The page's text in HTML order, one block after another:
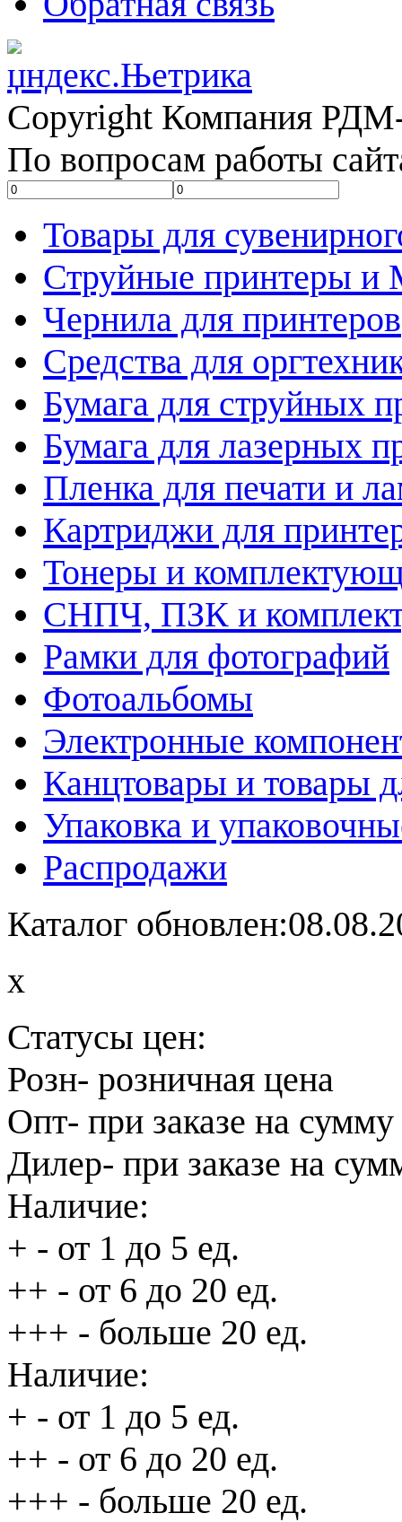
Copyright Компания
По вопросам работы
Товары для
Струйные принтеры
Чернила для принтеров
Средства для
Бумага для струйных
Бумага для лазерных
Пленка для печати и
Картриджи для
Тонеры и
СНПЧ, ПЗК и
Рамки для фотографий
Фотоальбомы
Электронные
Канцтовары и товары
Упаковка и
Распродажи
Каталог
x
Статусы цен:
Розн- розничная цена
Опт- при заказе на
Дилер- при заказе на
Наличие:
+ - от 1 до 5 ед.
++ - от 6 до 20 ед.
+++ - больше 20 ед.
Наличие:
+ - от 1 до 5 ед.
++ - от 6 до 20 ед.
+++ - больше 20 ед.